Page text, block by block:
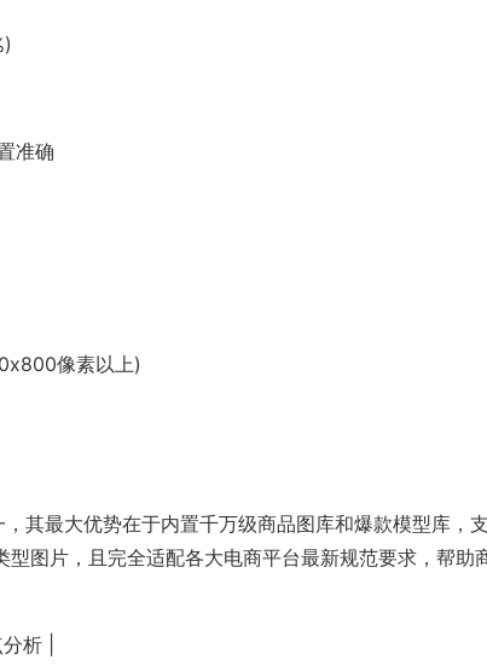
准确
像素以上)
其最大优势在于内置千万级商品图库和爆款模型库，
图片，且完全适配各大电商平台最新规范要求，帮助
析 |